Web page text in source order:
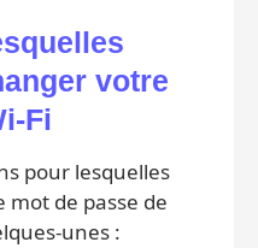
votre
Fi
pour lesquelles
mot de passe de
unes :